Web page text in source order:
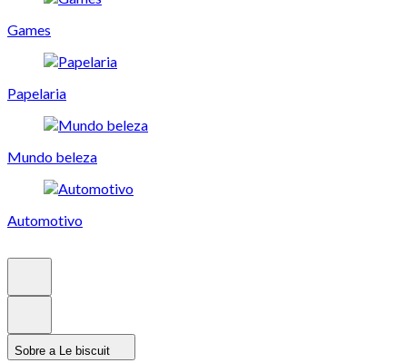
Games
Papelaria
Mundo beleza
Automotivo
Sobre a Le biscuit